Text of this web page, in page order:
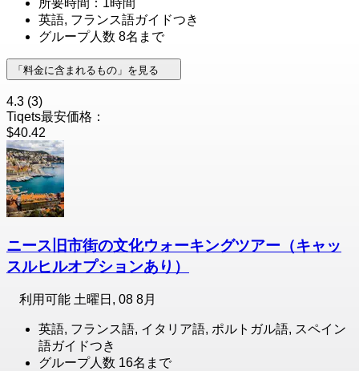
英語, フランス語ガイドつき
グループ人数 8名まで
「料金に含まれるもの」を見る
4.3 (3)
Tiqets最安価格：
$40.42
ニース旧市街の文化ウォーキングツアー（キャッ
スルヒルオプションあり）
利用可能 土曜日, 08 8月
英語, フランス語, イタリア語, ポルトガル語, スペイン
語ガイドつき
グループ人数 16名まで